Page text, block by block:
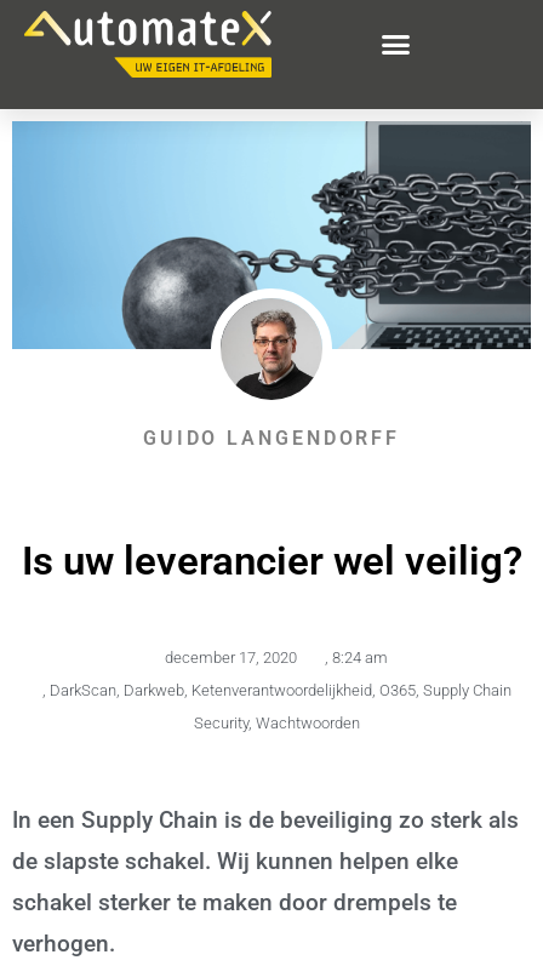
GUIDO LANGENDORFF
Is uw leverancier wel veilig?
december 17, 2020
8:24 am
DarkScan, Darkweb, Ketenverantwoordelijkheid, O365, Supply Chain
Security, Wachtwoorden
In een Supply Chain is de beveiliging zo sterk als
de slapste schakel. Wij kunnen helpen elke
schakel sterker te maken door drempels te
verhogen.